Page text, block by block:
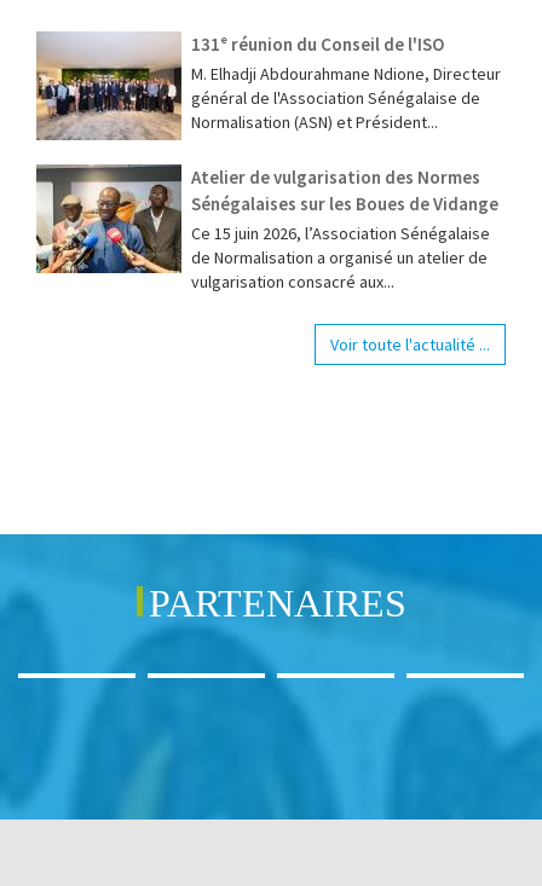
131ᵉ réunion du Conseil de l'ISO
M. Elhadji Abdourahmane Ndione, Directeur
général de l'Association Sénégalaise de
Normalisation (ASN) et Président...
Atelier de vulgarisation des Normes
Sénégalaises sur les Boues de Vidange
Ce 15 juin 2026, l’Association Sénégalaise
de Normalisation a organisé un atelier de
vulgarisation consacré aux...
Voir toute l'actualité ...
PARTENAIRES